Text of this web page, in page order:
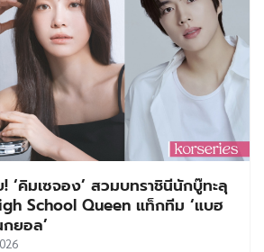
คิมเซจอง’ สวมบทราชินีนักบู๊ทะลุ
School Queen แท็กทีม ‘แบฮ
ยอล’